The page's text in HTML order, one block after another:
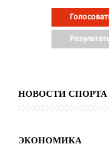
НОВОСТИ СПОРТА
ЭКОНОМИКА